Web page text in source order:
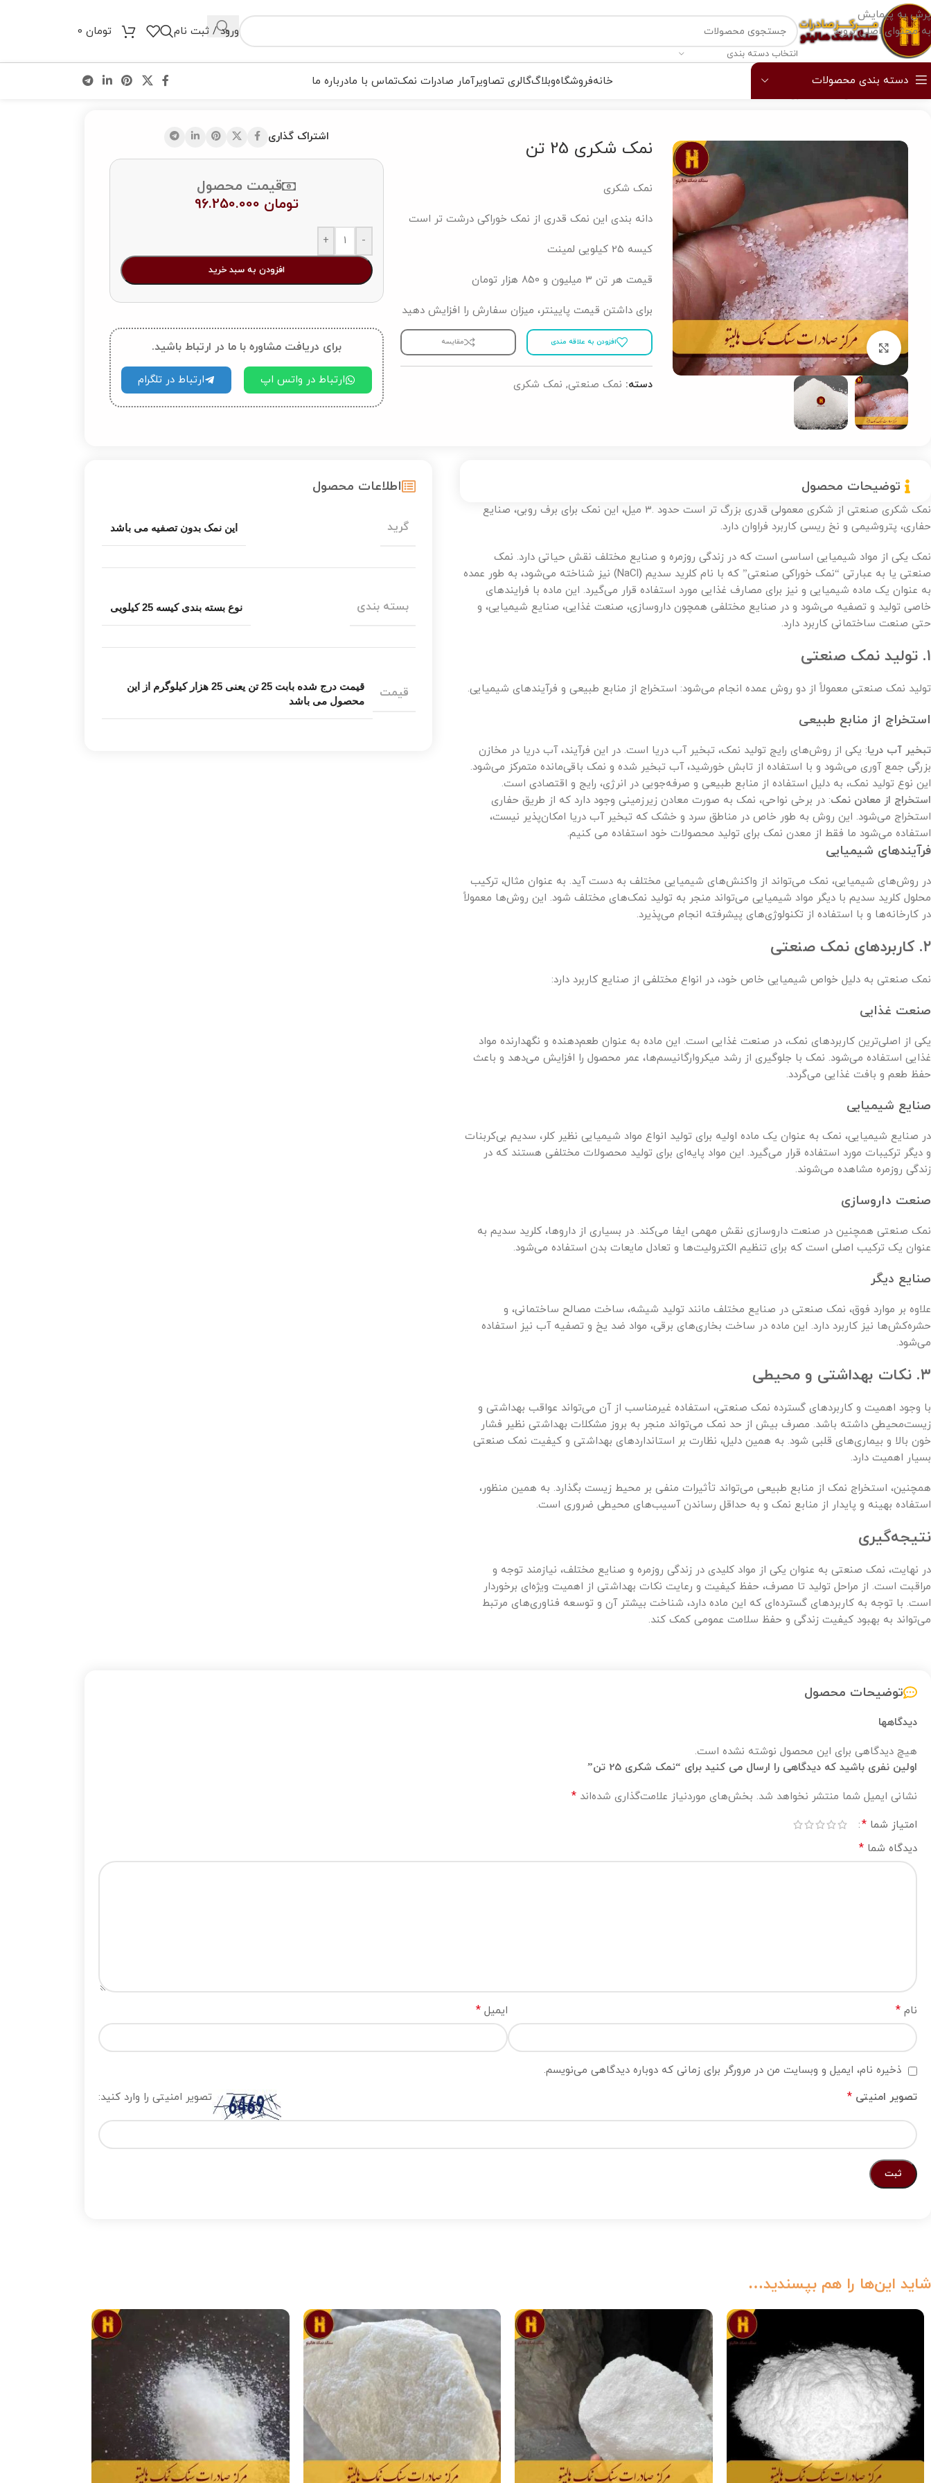
پرش به پیمایش
به محتوای اصلی بروید
انتخاب دسته بندی
ورود / ثبت نام تومان
دسته بندی محصولات خانهفروشگاهوبلاگگالری تصاویرآمار صادرات نمکتماس با مادرباره ما
بزرگنمایی تصویر
نمک شکری 25 تن
نمک شکری
دانه بندی این نمک قدری از نمک خوراکی درشت تر است
کیسه 25 کیلویی لمینت
قیمت هر تن 3 میلیون و 850 هزار تومان
برای داشتن قیمت پایینتر، میزان سفارش را افزایش دهید
افزودن به علاقه مندی مقایسه
دسته: نمک صنعتی, نمک شکری
اشتراک گذاری
قیمت محصول
تومان
-
+
افزودن به سبد خرید
برای دریافت مشاوره با ما در ارتباط باشید.
ارتباط در واتس اپ ارتباط در تلگرام
توضیحات محصول
نمک شکری صنعتی از شکری معمولی قدری بزرگ تر است حدود .3 میل، این نمک برای برف روبی، صنایع
حفاری، پتروشیمی و نخ ریسی کاربرد فراوان دارد.
نمک یکی از مواد شیمیایی اساسی است که در زندگی روزمره و صنایع مختلف نقش حیاتی دارد. نمک
صنعتی یا به عبارتی “نمک خوراکی صنعتی” که با نام کلرید سدیم (NaCl) نیز شناخته می‌شود، به طور عمده
به عنوان یک ماده شیمیایی و نیز برای مصارف غذایی مورد استفاده قرار می‌گیرد. این ماده با فرایندهای
خاصی تولید و تصفیه می‌شود و در صنایع مختلفی همچون داروسازی، صنعت غذایی، صنایع شیمیایی، و
حتی صنعت ساختمانی کاربرد دارد.
۱. تولید نمک صنعتی
تولید نمک صنعتی معمولاً از دو روش عمده انجام می‌شود: استخراج از منابع طبیعی و فرآیندهای شیمیایی.
استخراج از منابع طبیعی
تبخیر آب دریا: یکی از روش‌های رایج تولید نمک، تبخیر آب دریا است. در این فرآیند، آب دریا در مخازن
بزرگی جمع آوری می‌شود و با استفاده از تابش خورشید، آب تبخیر شده و نمک باقی‌مانده متمرکز می‌شود.
این نوع تولید نمک، به دلیل استفاده از منابع طبیعی و صرفه‌جویی در انرژی، رایج و اقتصادی است.
استخراج از معادن نمک: در برخی نواحی، نمک به صورت معادن زیرزمینی وجود دارد که از طریق حفاری
استخراج می‌شود. این روش به طور خاص در مناطق سرد و خشک که تبخیر آب دریا امکان‌پذیر نیست،
استفاده می‌شود ما فقط از معدن نمک برای تولید محصولات خود استفاده می کنیم.
فرآیندهای شیمیایی
در روش‌های شیمیایی، نمک می‌تواند از واکنش‌های شیمیایی مختلف به دست آید. به عنوان مثال، ترکیب
محلول کلرید سدیم با دیگر مواد شیمیایی می‌تواند منجر به تولید نمک‌های مختلف شود. این روش‌ها معمولاً
در کارخانه‌ها و با استفاده از تکنولوژی‌های پیشرفته انجام می‌پذیرد.
۲. کاربردهای نمک صنعتی
نمک صنعتی به دلیل خواص شیمیایی خاص خود، در انواع مختلفی از صنایع کاربرد دارد:
صنعت غذایی
یکی از اصلی‌ترین کاربردهای نمک، در صنعت غذایی است. این ماده به عنوان طعم‌دهنده و نگهدارنده مواد
غذایی استفاده می‌شود. نمک با جلوگیری از رشد میکروارگانیسم‌ها، عمر محصول را افزایش می‌دهد و باعث
حفظ طعم و بافت غذایی می‌گردد.
صنایع شیمیایی
در صنایع شیمیایی، نمک به عنوان یک ماده اولیه برای تولید انواع مواد شیمیایی نظیر کلر، سدیم بی‌کربنات
و دیگر ترکیبات مورد استفاده قرار می‌گیرد. این مواد پایه‌ای برای تولید محصولات مختلفی هستند که در
زندگی روزمره مشاهده می‌شوند.
صنعت داروسازی
نمک صنعتی همچنین در صنعت داروسازی نقش مهمی ایفا می‌کند. در بسیاری از داروها، کلرید سدیم به
عنوان یک ترکیب اصلی است که برای تنظیم الکترولیت‌ها و تعادل مایعات بدن استفاده می‌شود.
صنایع دیگر
علاوه بر موارد فوق، نمک صنعتی در صنایع مختلف مانند تولید شیشه، ساخت مصالح ساختمانی، و
حشره‌کش‌ها نیز کاربرد دارد. این ماده در ساخت بخاری‌های برقی، مواد ضد یخ و تصفیه آب نیز استفاده
می‌شود.
۳. نکات بهداشتی و محیطی
با وجود اهمیت و کاربردهای گسترده نمک صنعتی، استفاده غیرمناسب از آن می‌تواند عواقب بهداشتی و
زیست‌محیطی داشته باشد. مصرف بیش از حد نمک می‌تواند منجر به بروز مشکلات بهداشتی نظیر فشار
خون بالا و بیماری‌های قلبی شود. به همین دلیل، نظارت بر استانداردهای بهداشتی و کیفیت نمک صنعتی
بسیار اهمیت دارد.
همچنین، استخراج نمک از منابع طبیعی می‌تواند تأثیرات منفی بر محیط زیست بگذارد. به همین منظور،
استفاده بهینه و پایدار از منابع نمک و به حداقل رساندن آسیب‌های محیطی ضروری است.
نتیجه‌گیری
در نهایت، نمک صنعتی به عنوان یکی از مواد کلیدی در زندگی روزمره و صنایع مختلف، نیازمند توجه و
مراقبت است. از مراحل تولید تا مصرف، حفظ کیفیت و رعایت نکات بهداشتی از اهمیت ویژه‌ای برخوردار
است. با توجه به کاربردهای گسترده‌ای که این ماده دارد، شناخت بیشتر آن و توسعه فناوری‌های مرتبط
می‌تواند به بهبود کیفیت زندگی و حفظ سلامت عمومی کمک کند.
اطلاعات محصول
گرید این نمک بدون تصفیه می باشد
بسته بندی نوع بسته بندی کیسه 25 کیلویی
قیمت
قیمت درج شده بابت 25 تن یعنی 25 هزار کیلوگرم از این
محصول می باشد
توضیحات محصول
دیدگاهها
هیچ دیدگاهی برای این محصول نوشته نشده است.
اولین نفری باشید که دیدگاهی را ارسال می کنید برای “نمک شکری 25 تن”
نشانی ایمیل شما منتشر نخواهد شد. بخش‌های موردنیاز علامت‌گذاری شده‌اند *
امتیاز شما *
دیدگاه شما *
نام * ایمیل *
ذخیره نام، ایمیل و وبسایت من در مرورگر برای زمانی که دوباره دیدگاهی می‌نویسم.
تصویر امنیتی * تصویر امنیتی را وارد کنید:
شاید این‌ها را هم بپسندید…